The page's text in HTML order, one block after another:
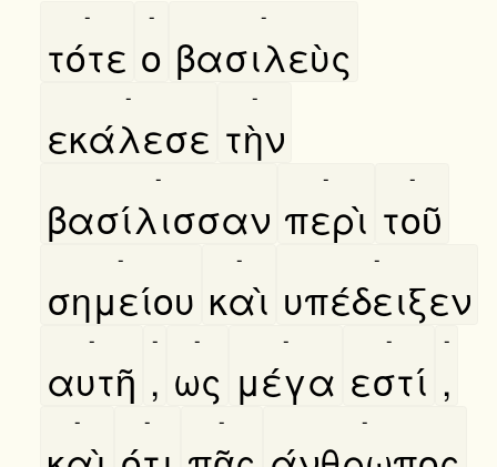
τότε
-
ο
-
βασιλεὺς
-
εκάλεσε
-
τὴν
-
βασίλισσαν
-
περὶ
-
τοῦ
-
σημείου
-
καὶ
-
υπέδειξεν
-
αυτῆ
-
,
-
ως
-
μέγα
-
εστί
-
,
-
- - - -